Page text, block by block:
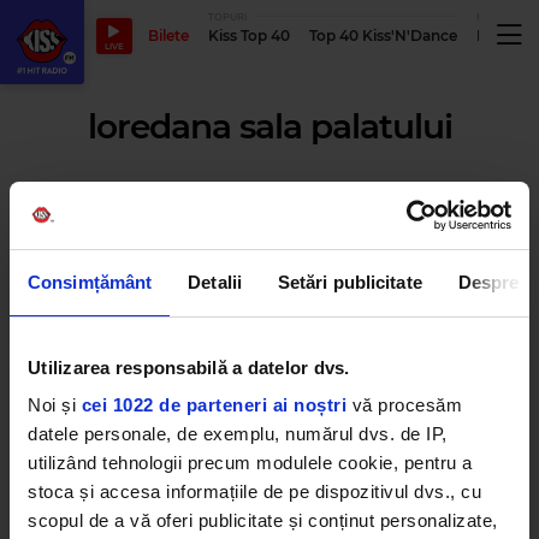
Consimțământ Detalii Setări publicitate Despre
Utilizarea responsabilă a datelor dvs.
Noi și cei 1022 de parteneri ai noștri vă procesăm
datele personale, de exemplu, numărul dvs. de IP,
utilizând tehnologii precum modulele cookie, pentru a
stoca și accesa informațiile de pe dispozitivul dvs., cu
scopul de a vă oferi publicitate și conținut personalizate,
LIVE
Bilete Kiss Top 40 Top 40 Kiss'N'Dance
loredana sala palatului
Loredana aduce „Măiastra” la
de fiecare dată să renasc și să
aduc lucruri noi, să fiu de fiecare
dată o nouă Loredana”
VINERI, 12 SEPTEMBRIE 2025
Show-ul LOREDANEI de la Sala
Palatului, sold-out pentru data
de 16 noiembrie
MIERCURI, 30 OCTOMBRIE 2024